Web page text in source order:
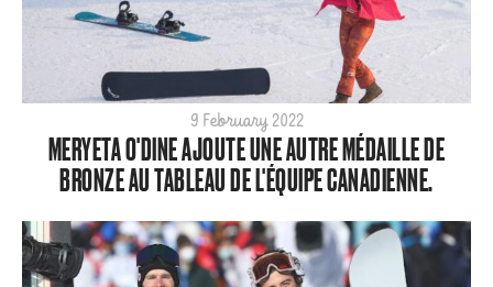
Halfpipe
SBX
ShredTheNorth
Snow
Style
9 February 2022
MERYETA O'DINE AJOUTE UNE AUTRE MÉDAILLE DE
BRONZE AU TABLEAU DE L'ÉQUIPE CANADIENNE.